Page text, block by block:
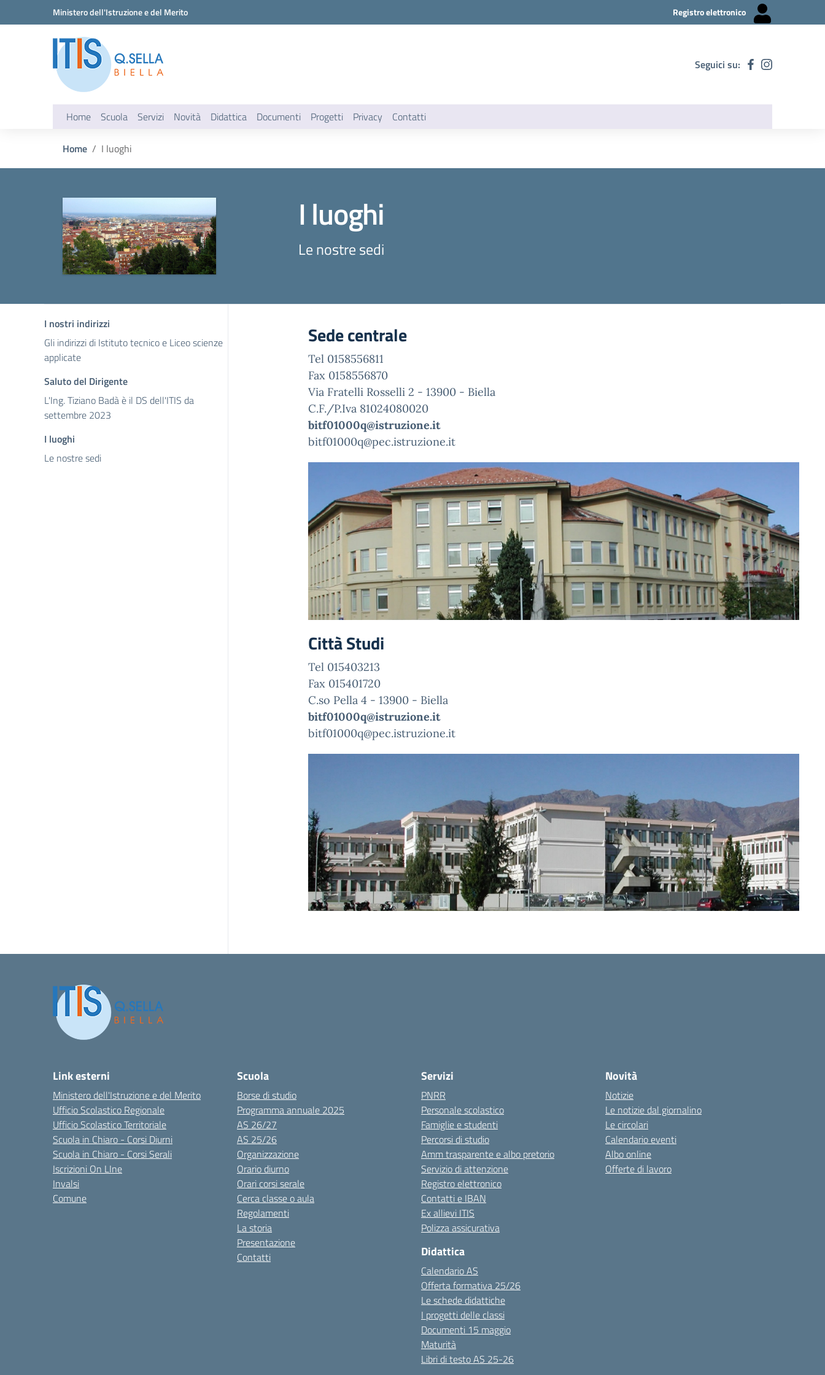
Vai ai contenuti
Vai al menu di navigazioneMinistero dell'Istruzione e del Merito Registro elettronico
Seguici su:
Home Scuola Servizi Novità Didattica Documenti Progetti Privacy Contatti
Home I luoghi
I luoghi
Le nostre sedi
I nostri indirizzi
Gli indirizzi di Istituto tecnico e Liceo scienze
applicate
Saluto del Dirigente
L'Ing. Tiziano Badà è il DS dell'ITIS da
settembre 2023
I luoghi
Le nostre sedi
Sede centrale
Tel 0158556811
Fax 0158556870
Via Fratelli Rosselli 2 - 13900 - Biella
C.F./P.Iva 81024080020
bitf01000q@istruzione.it
bitf01000q@pec.istruzione.it
Città Studi
Tel 015403213
Fax 015401720
C.so Pella 4 - 13900 - Biella
bitf01000q@istruzione.it
bitf01000q@pec.istruzione.it
Link esterni
Ministero dell'Istruzione e del Merito
Ufficio Scolastico Regionale
Ufficio Scolastico Territoriale
Scuola in Chiaro - Corsi Diurni
Scuola in Chiaro - Corsi Serali
Iscrizioni On LIne
Invalsi
Comune
Scuola
Borse di studio
Programma annuale 2025
AS 26/27
AS 25/26
Organizzazione
Orario diurno
Orari corsi serale
Cerca classe o aula
Regolamenti
La storia
Presentazione
Contatti
Servizi
PNRR
Personale scolastico
Famiglie e studenti
Percorsi di studio
Amm trasparente e albo pretorio
Servizio di attenzione
Registro elettronico
Contatti e IBAN
Ex allievi ITIS
Polizza assicurativa
Didattica
Calendario AS
Offerta formativa 25/26
Le schede didattiche
I progetti delle classi
Documenti 15 maggio
Maturità
Libri di testo AS 25-26
Novità
Notizie
Le notizie dal giornalino
Le circolari
Calendario eventi
Albo online
Offerte di lavoro